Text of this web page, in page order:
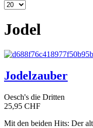
Jodel
Jodelzauber
Oesch's die Dritten
25,95 CHF
Mit den beiden Hits: Der